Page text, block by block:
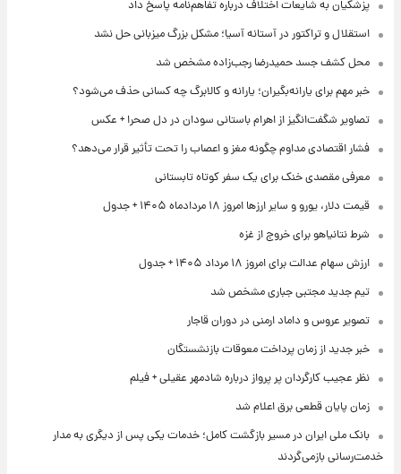
پزشکیان به شایعات اختلاف درباره تفاهم‌نامه پاسخ داد
استقلال و تراکتور در آستانه آسیا؛ مشکل بزرگ میزبانی حل نشد
محل کشف جسد حمیدرضا رجب‌زاده مشخص شد
خبر مهم برای یارانه‌بگیران؛ یارانه و کالابرگ چه کسانی حذف می‌شود؟
تصاویر شگفت‌انگیز از اهرام باستانی سودان در دل صحرا + عکس
فشار اقتصادی مداوم چگونه مغز و اعصاب را تحت تأثیر قرار می‌دهد؟
معرفی مقصدی خنک برای یک سفر کوتاه تابستانی
قیمت دلار، یورو و سایر ارزها امروز ۱۸ مردادماه ۱۴۰۵ + جدول
شرط نتانیاهو برای خروج از غزه
ارزش سهام عدالت برای امروز ۱۸ مرداد ۱۴۰۵ + جدول
تیم جدید مجتبی جباری مشخص شد
تصویر عروس و داماد ارمنی در دوران قاجار
خبر جدید از زمان پرداخت معوقات بازنشستگان
نظر عجیب کارگردان پر پرواز درباره شادمهر عقیلی + فیلم
زمان پایان قطعی برق اعلام شد
بانک ملی ایران در مسیر بازگشت کامل؛ خدمات یکی پس از دیگری به مدار
خدمت‌رسانی بازمی‌گردند